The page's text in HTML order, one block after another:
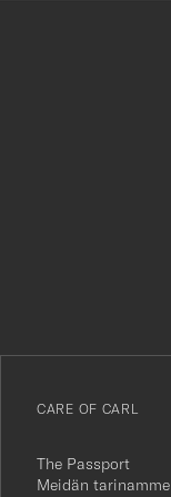
vårt
CARE OF CARL
The Passport
Meidän tarinamme